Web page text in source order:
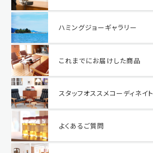
ハミングジョーギャラリー
これまでにお届けした商品
スタッフオススメコーディネイト
よくあるご質問